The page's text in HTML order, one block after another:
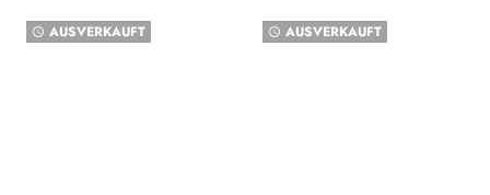
watch_later AUSVERKAUFT watch_later AUSVERKAUFT